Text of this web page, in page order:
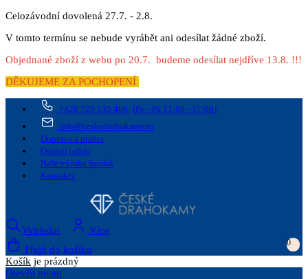
Celozávodní dovolená 27.7. - 2.8.
V tomto termínu se nebude vyrábět ani odesílat žádné zboží.
Objednané zboží z webu po 20.7. budeme odesílat nejdříve 13.8. !!!
DĚKUJEME ZA POCHOPENÍ
+420 725 535 406 (Po - Pá 11:00 - 17:00)
info@ceskedrahokamy.cz
Doprava a platba
Osobní odběr
Naše výroba šperků
Kontakty
Vyhledat
Více
Přejít do košíku
0
Košík je prázdný
Otevřít menu